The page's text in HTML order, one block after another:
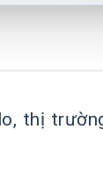
thị